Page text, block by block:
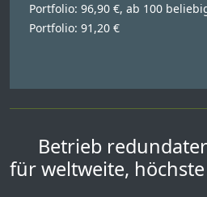
Portfolio: 96,90 €, ab 100
Portfolio: 91,20 €
Betrieb
für weltweite,